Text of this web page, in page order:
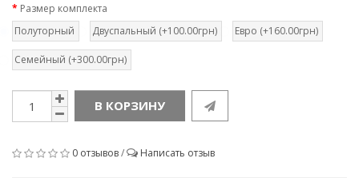
Размер комплекта
Полуторный
Двуспальный (+100.00грн) Евро (+160.00грн)
Семейный (+300.00грн)
В КОРЗИНУ
0 отзывов/ Написать отзыв